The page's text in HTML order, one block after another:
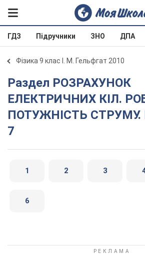
ГДЗ Підручники ЗНО ДПА
Фізика 9 клас І. М. Гельфгат 2010
Раздел РОЗРАХУНОК
ЕЛЕКТРИЧНИХ КIЛ.
ПОТУЖНIСТЬ СТРУМУ.
7
1 2 3
6